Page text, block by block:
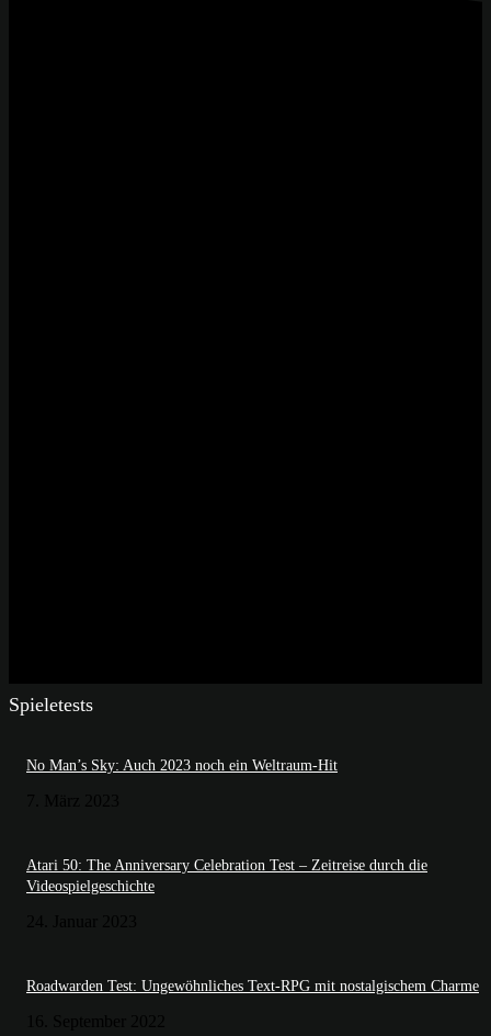
Spieletests
No Man’s Sky: Auch 2023 noch ein Weltraum-Hit
Atari 50: The Anniversary Celebration Test – Zeitreise durch die
Videospielgeschichte
Roadwarden Test: Ungewöhnliches Text-RPG mit nostalgischem Charme